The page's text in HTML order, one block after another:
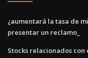
¿aumentará la tasa de
presentar un reclamo_
Stocks relacionados con